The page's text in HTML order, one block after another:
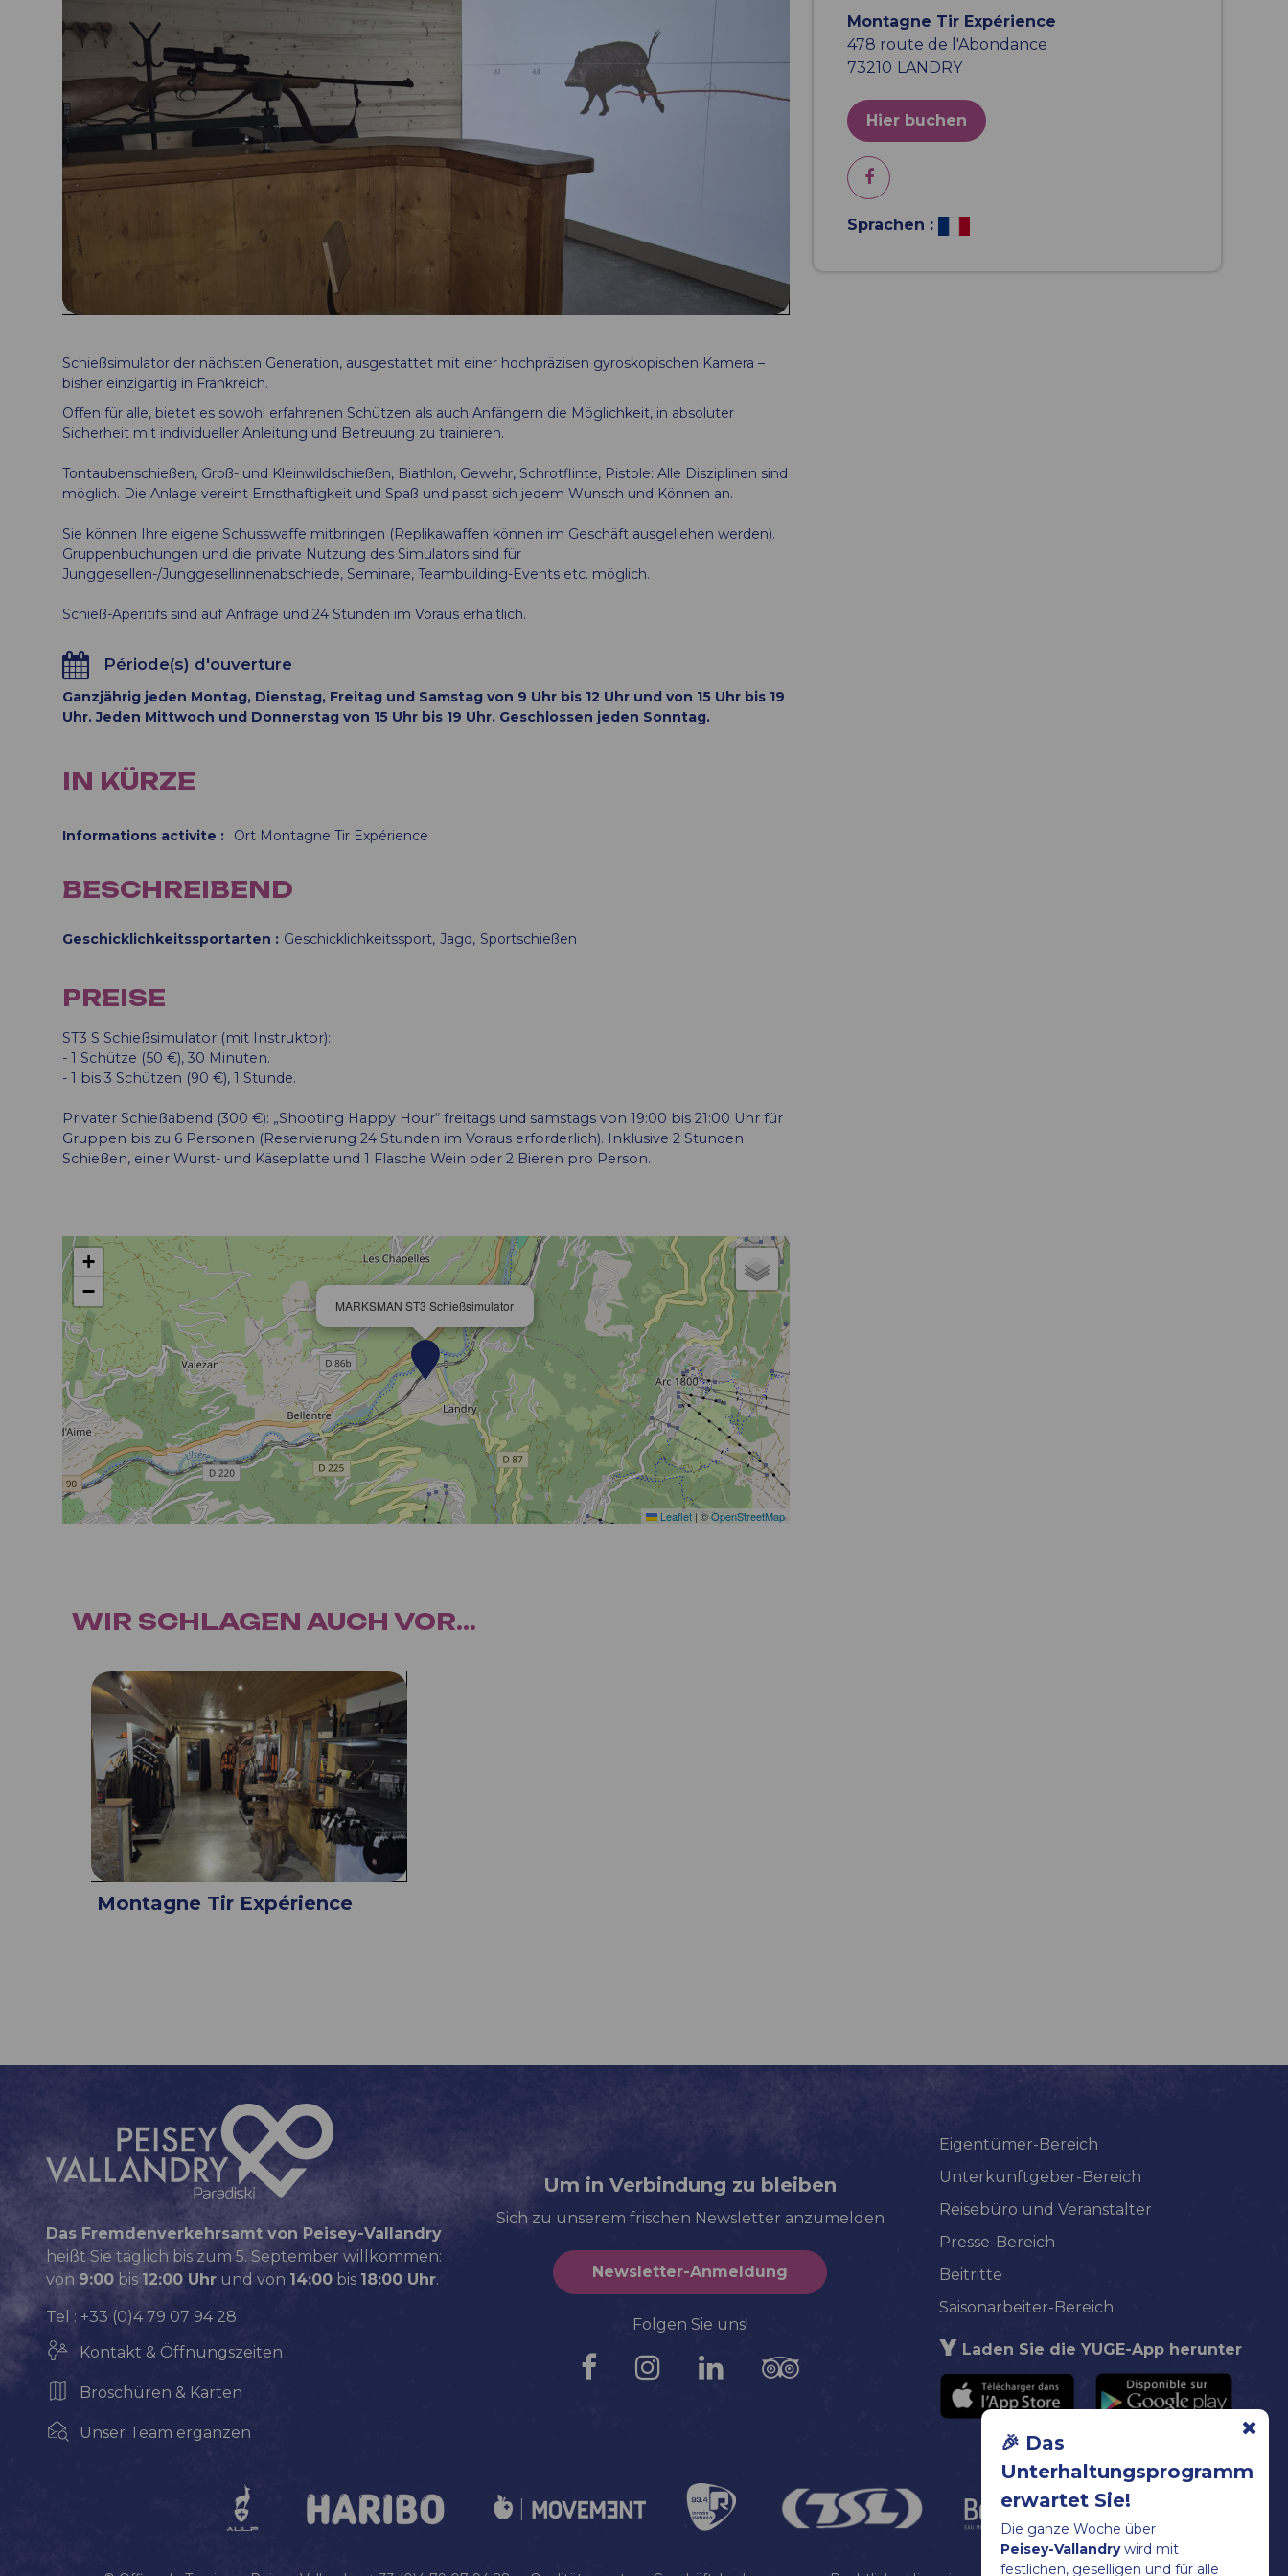
🎉 Das
Unterhaltungsprogramm
erwartet Sie!
Die ganze Woche über
Peisey-Vallandrywird mit
festlichen, geselligen und für alle
Montagne Tir Expérience
478 route de l'Abondance
73210 LANDRY
Hier buchen
Sprachen :
Schießsimulator der nächsten Generation, ausgestattet mit einer hochpräzisen gyroskopischen Kamera –
bisher einzigartig in Frankreich.
Offen für alle, bietet es sowohl erfahrenen Schützen als auch Anfängern die Möglichkeit, in absoluter
Sicherheit mit individueller Anleitung und Betreuung zu trainieren.
Tontaubenschießen, Groß- und Kleinwildschießen, Biathlon, Gewehr, Schrotflinte, Pistole: Alle Disziplinen sind
möglich. Die Anlage vereint Ernsthaftigkeit und Spaß und passt sich jedem Wunsch und Können an.
Sie können Ihre eigene Schusswaffe mitbringen (Replikawaffen können im Geschäft ausgeliehen werden).
Gruppenbuchungen und die private Nutzung des Simulators sind für
Junggesellen-/Junggesellinnenabschiede, Seminare, Teambuilding-Events etc. möglich.
Schieß-Aperitifs sind auf Anfrage und 24 Stunden im Voraus erhältlich.
Période(s) d'ouverture
Ganzjährig jeden Montag, Dienstag, Freitag und Samstag von 9 Uhr bis 12 Uhr und von 15 Uhr bis 19
Uhr. Jeden Mittwoch und Donnerstag von 15 Uhr bis 19 Uhr. Geschlossen jeden Sonntag.
IN KÜRZE
Informations activite : Ort Montagne Tir Expérience
BESCHREIBEND
Geschicklichkeitssportarten Geschicklichkeitssport Jagd Sportschießen
PREISE
ST3 S Schießsimulator (mit Instruktor):
- 1 Schütze (50 €), 30 Minuten.
- 1 bis 3 Schützen (90 €), 1 Stunde.
Privater Schießabend (300 €): „Shooting Happy Hour“ freitags und samstags von 19:00 bis 21:00 Uhr für
Gruppen bis zu 6 Personen (Reservierung 24 Stunden im Voraus erforderlich). Inklusive 2 Stunden
Schießen, einer Wurst- und Käseplatte und 1 Flasche Wein oder 2 Bieren pro Person.
MARKSMAN ST3 Schießsimulator
+
−
Leaflet | ©OpenStreetMap
WIR SCHLAGEN AUCH VOR...
Montagne Tir Expérience
Das Fremdenverkehrsamt von Peisey-Vallandry
heißt Sie täglich bis zum 5. September willkommen:
von 9:00 bis 12:00 Uhr und von 14:00 bis 18:00 Uhr.
Tel : +33 (0)4 79 07 94 28
Kontakt & Öffnungszeiten
Broschüren & Karten
Unser Team ergänzen
Um in Verbindung zu bleiben
Sich zu unserem frischen Newsletter anzumelden
Newsletter-Anmeldung
Folgen Sie uns!
Eigentümer-Bereich
Unterkunftgeber-Bereich
Reisebüro und Veranstalter
Presse-Bereich
Beitritte
Saisonarbeiter-Bereich
Laden Sie die YUGE-App herunter